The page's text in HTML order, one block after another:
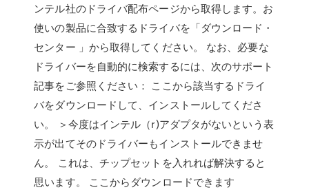
ンテル社のドライバ配布ページから取得します。お
使いの製品に合致するドライバを「ダウンロード・
センター 」から取得してください。 なお、必要な
ドライバーを自動的に検索するには、次のサポート
記事をご参照ください： ここから該当するドライ
バをダウンロードして、インストールしてくださ
い。 ＞今度はインテル（r)アダプタがないという表
示が出てそのドライバーもインストールできませ
ん。 これは、チップセットを入れれば解決すると
思います。 ここからダウンロードできます